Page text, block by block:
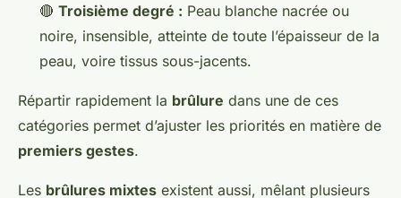
🔴 Troisième degré : Peau blanche nacrée ou
noire, insensible, atteinte de toute l’épaisseur de la
peau, voire tissus sous-jacents.
Répartir rapidement la brûlure dans une de ces
catégories permet d’ajuster les priorités en matière de
premiers gestes.
Les brûlures mixtes existent aussi, mêlant plusieurs